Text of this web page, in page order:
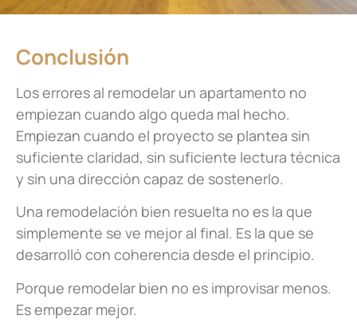
Conclusión
Los errores al remodelar un apartamento no
empiezan cuando algo queda mal hecho.
Empiezan cuando el proyecto se plantea sin
suficiente claridad, sin suficiente lectura técnica
y sin una dirección capaz de sostenerlo.
Una remodelación bien resuelta no es la que
simplemente se ve mejor al final. Es la que se
desarrolló con coherencia desde el principio.
Porque remodelar bien no es improvisar menos.
Es empezar mejor.